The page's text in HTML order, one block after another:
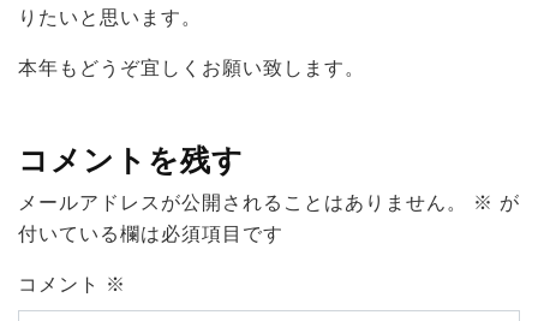
りたいと思います。
本年もどうぞ宜しくお願い致します。
コメントを残す
メールアドレスが公開されることはありません。 ※ が
付いている欄は必須項目です
コメント ※